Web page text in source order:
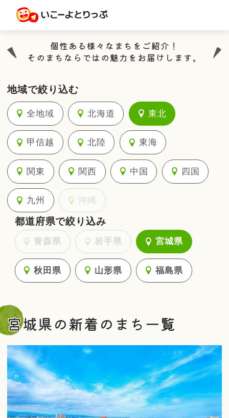
個性ある様々なまちをご紹介！
そのまちならではの魅力をお届けします。
地域で絞り込む
全地域 北海道 東北
甲信越 北陸 東海
関東 関西 中国 四国
九州 沖縄
都道府県で絞り込み
青森県 岩手県 宮城県
秋田県 山形県 福島県
宮城県の新着のまち一覧